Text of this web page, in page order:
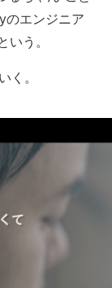
のエンジニア
う。
く。